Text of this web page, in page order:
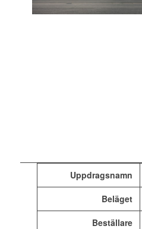
Uppdragsnamn
Beläget
Beställare